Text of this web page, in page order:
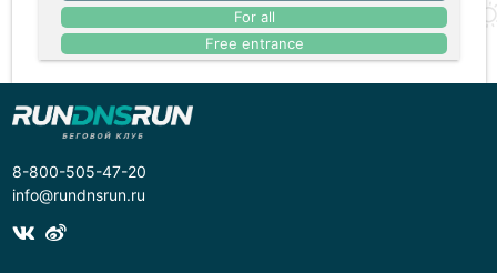
For all
Free entrance
8-800-505-47-20
info@rundnsrun.ru